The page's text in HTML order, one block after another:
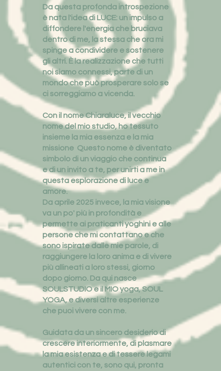
Da questa profonda introspezione
è nata l'idea di LUCE: un impulso a
diffondere l'energia che bruciava
dentro di me, la stessa che ora mi
spinge a condividere e sostenere
gli altri. È la realizzazione che tutti
noi siamo connessi, parte di un
mondo che può prosperare solo se
ci sorreggiamo a vicenda.
Con il nome Chiaraluce, il vecchio
nome del mio studio, ho tessuto
insieme la mia essenza e la mia
missione Questo nome è diventato
simbolo di un viaggio che continua
e di un invito a te, per unirti a me in
questa esplorazione di luce e
amore.
Da aprile 2025 invece, la mia visione
va un po' più in profondità e
permette ai praticanti yoghini e alle
persone che mi contattano e che
sono ispirate dalle mie parole, di
raggiungere la loro anima e di vivere
più allineati a loro stessi, giorno
dopo giorno. Da qui nasce
SOULSTUDIO e il MIO yoga, SOUL
YOGA, e diversi altre esperienze
che puoi vivere con me.
Guidata da un sincero desiderio di
crescere interiormente, di plasmare
la mia esistenza e di tessere legami
autentici con te, sono qui, pronta